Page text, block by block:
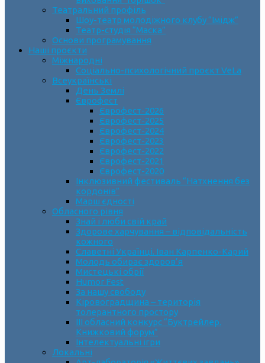
Театральний профіль
Шоу-театр молодіжного клубу “Імідж”
Театр-студія “Маска”
Основи програмування
Наші проєкти
Міжнародні
Соціально-психологічний проєкт VeLa
Всеукраїнські
День Землі
Єврофест
Єврофест-2026
Єврофест-2025
Єврофест-2024
Єврофест-2023
Єврофест-2022
Єврофест-2021
Єврофест-2020
Інклюзивний фестиваль “Натхнення без
кордонів”
Марш єдності
Обласного рівня
Знай і люби свій край
Здорове харчування – відповідальність
кожного
Славетні Українці. Іван Карпенко-Карий
Молодь обирає здоров’я
Мистецькі обрії
Humor Fest
За нашу свободу
Кіровоградщина – територія
толерантного простору
ІII обласний конкурс “Буктрейлер.
Книжковий форум”
Інтелектуальні ігри
Локальні